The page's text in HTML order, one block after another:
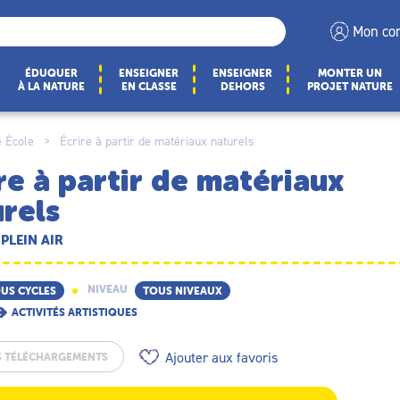
Mon
ÉDUQUER
À LA NATURE
ENSEIGNER
EN CLASSE
ENSEIGNER
DEHORS
MONTER UN
PROJET NATURE
École > Écrire à partir de matériaux naturels
à partir de matériaux
AIR
CYCLES NIVEAU
TOUS NIVEAUX
ACTIVITÉS ARTISTIQUES
TÉLÉCHARGEMENTS Ajouter aux favoris